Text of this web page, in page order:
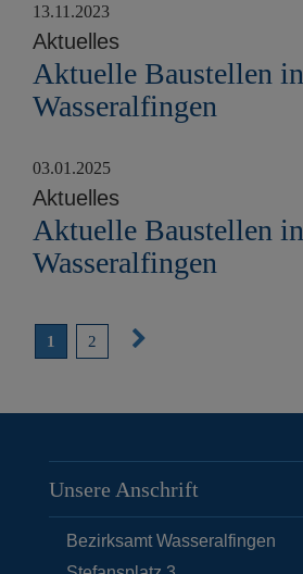
13.11.2023
Aktuelles
Aktuelle Baustellen in
Wasseralfingen
03.01.2025
Aktuelles
Aktuelle Baustellen in
Wasseralfingen
1 2
s
t
e
S
Unsere Anschrift
Bezirksamt Wasseralfingen